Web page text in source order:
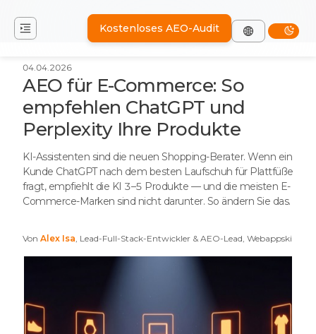
Kostenloses AEO-Audit
04.04.2026
AEO für E-Commerce: So
empfehlen ChatGPT und
Perplexity Ihre Produkte
KI-Assistenten sind die neuen Shopping-Berater. Wenn ein
Kunde ChatGPT nach dem besten Laufschuh für Plattfüße
fragt, empfiehlt die KI 3–5 Produkte — und die meisten E-
Commerce-Marken sind nicht darunter. So ändern Sie das.
Von Alex Isa, Lead-Full-Stack-Entwickler & AEO-Lead, Webappski